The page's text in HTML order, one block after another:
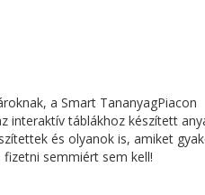
a Smart TananyagPiacon
interaktív táblákhoz készített
és olyanok is, amiket
semmiért sem kell!